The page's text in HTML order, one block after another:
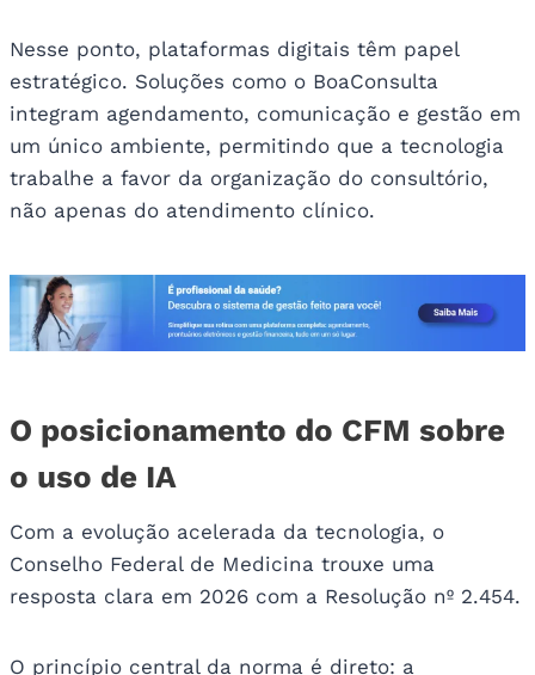
Nesse ponto, plataformas digitais têm papel
estratégico. Soluções como o BoaConsulta
integram agendamento, comunicação e gestão em
um único ambiente, permitindo que a tecnologia
trabalhe a favor da organização do consultório,
não apenas do atendimento clínico.
O posicionamento do CFM sobre
o uso de IA
Com a evolução acelerada da tecnologia, o
Conselho Federal de Medicina trouxe uma
resposta clara em 2026 com a Resolução nº 2.454.
O princípio central da norma é direto: a